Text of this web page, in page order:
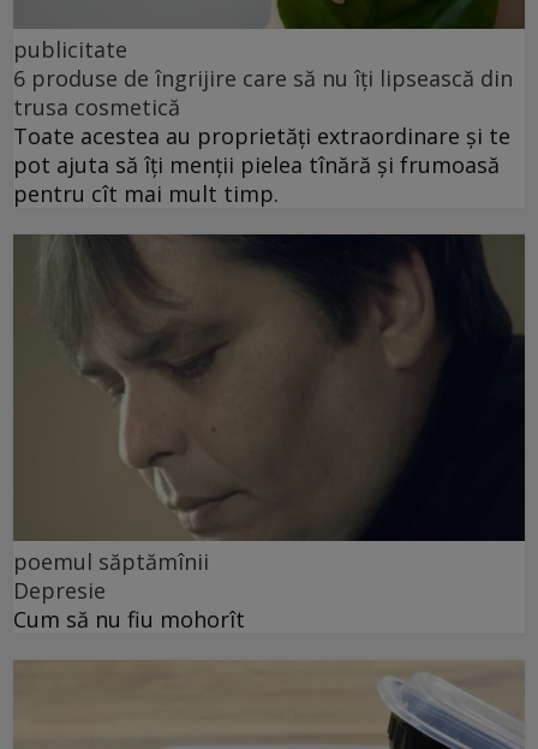
publicitate
6 produse de îngrijire care să nu îți lipsească din
trusa cosmetică
Toate acestea au proprietăți extraordinare și te
pot ajuta să îți menții pielea tînără și frumoasă
pentru cît mai mult timp.
poemul săptămînii
Depresie
Cum să nu fiu mohorît